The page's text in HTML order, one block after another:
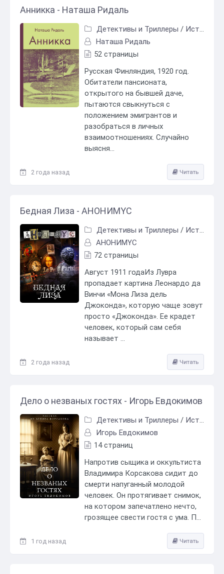
Анникка - Наташа Ридаль
Детективы и Триллеры / Исторический детектив
Наташа Ридаль
52 страницы
Русская Финляндия, 1920 год.
Обитатели пансионата,
открытого на бывшей даче,
пытаются свыкнуться с
положением эмигрантов и
разобраться в личных
взаимоотношениях. Случайно
выясня...
2 года назад Читать
Бедная Лиза - АНОНИМYС
Детективы и Триллеры / Исторический детектив
АНОНИМYС
72 страницы
Август 1911 годаИз Лувра
пропадает картина Леонардо да
Винчи «Мона Лиза дель
Джоконда», которую чаще зовут
просто «Джоконда». Ее крадет
человек, который сам себя
называет ...
2 года назад Читать
Дело о незваных гостях - Игорь Евдокимов
Детективы и Триллеры / Исторический детектив
Игорь Евдокимов
14 страниц
Напротив сыщика и оккультиста
Владимира Корсакова сидит до
смерти напуганный молодой
человек. Он протягивает снимок,
на котором запечатлено нечто,
грозящее свести гостя с ума. П...
1 год назад Читать